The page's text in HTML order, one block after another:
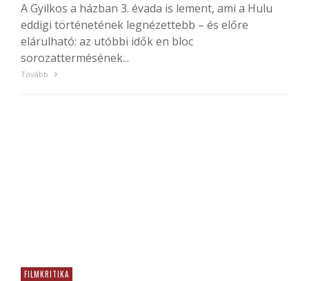
A Gyilkos a házban 3. évada is lement, ami a Hulu
eddigi történetének legnézettebb – és előre
elárulható: az utóbbi idők en bloc
sorozattermésének...
Tovább
FILMKRITIKA